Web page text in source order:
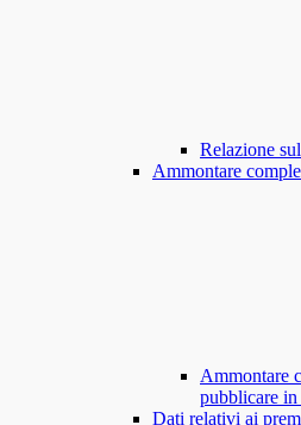
Relazione
Ammontare
Ammontare
pubblicare in
Dati relativi ai